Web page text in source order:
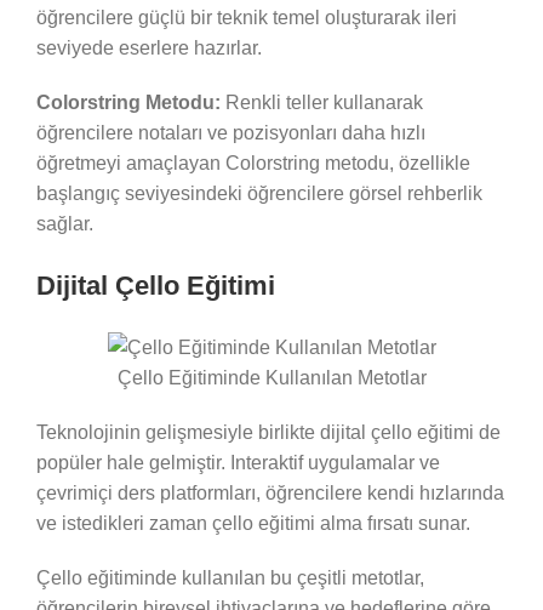
öğrencilere güçlü bir teknik temel oluşturarak ileri
seviyede eserlere hazırlar.
Colorstring Metodu: Renkli teller kullanarak
öğrencilere notaları ve pozisyonları daha hızlı
öğretmeyi amaçlayan Colorstring metodu, özellikle
başlangıç seviyesindeki öğrencilere görsel rehberlik
sağlar.
Dijital Çello Eğitimi
Çello Eğitiminde Kullanılan Metotlar
Teknolojinin gelişmesiyle birlikte dijital çello eğitimi de
popüler hale gelmiştir. Interaktif uygulamalar ve
çevrimiçi ders platformları, öğrencilere kendi hızlarında
ve istedikleri zaman çello eğitimi alma fırsatı sunar.
Çello eğitiminde kullanılan bu çeşitli metotlar,